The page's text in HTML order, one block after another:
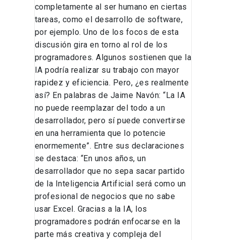
completamente al ser humano en ciertas
tareas, como el desarrollo de software,
por ejemplo. Uno de los focos de esta
discusión gira en torno al rol de los
programadores. Algunos sostienen que la
IA podría realizar su trabajo con mayor
rapidez y eficiencia. Pero, ¿es realmente
así? En palabras de Jaime Navón: “La IA
no puede reemplazar del todo a un
desarrollador, pero sí puede convertirse
en una herramienta que lo potencie
enormemente”. Entre sus declaraciones
se destaca: “En unos años, un
desarrollador que no sepa sacar partido
de la Inteligencia Artificial será como un
profesional de negocios que no sabe
usar Excel. Gracias a la IA, los
programadores podrán enfocarse en la
parte más creativa y compleja del